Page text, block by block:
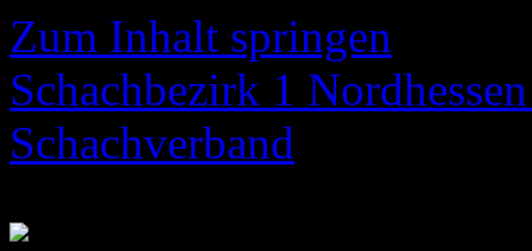
Zum Inhalt springen
Schachbezirk 1
Schachverband